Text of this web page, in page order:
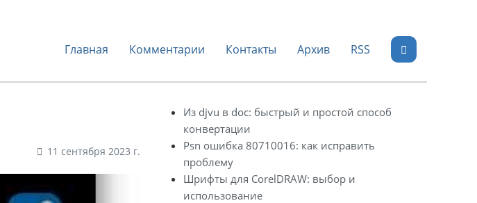
Главная Комментарии Контакты Архив RSS
11 сентября 2023 г.
Из djvu в doc: быстрый и простой способ
конвертации
Psn ошибка 80710016: как исправить
проблему
Шрифты для CorelDRAW: выбор и
использование